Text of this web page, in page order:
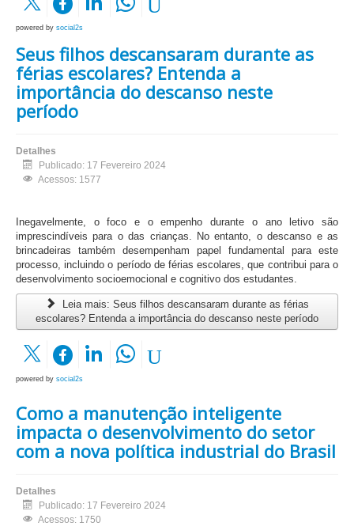
powered by social2s
Seus filhos descansaram durante as
férias escolares? Entenda a
importância do descanso neste
período
Detalhes
Publicado: 17 Fevereiro 2024
Acessos: 1577
Inegavelmente, o foco e o empenho durante o ano letivo são
imprescindíveis para o das crianças. No entanto, o descanso e as
brincadeiras também desempenham papel fundamental para este
processo, incluindo o período de férias escolares, que contribui para o
desenvolvimento socioemocional e cognitivo dos estudantes.
Leia mais: Seus filhos descansaram durante as férias
escolares? Entenda a importância do descanso neste período
powered by social2s
Como a manutenção inteligente
impacta o desenvolvimento do setor
com a nova política industrial do Brasil
Detalhes
Publicado: 17 Fevereiro 2024
Acessos: 1750